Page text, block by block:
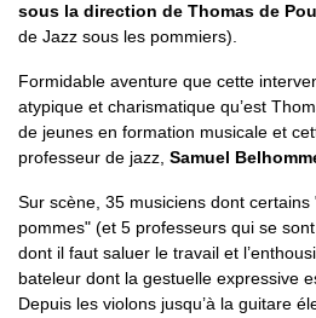
sous la direction de Thomas de
de Jazz sous les pommiers).
Formidable aventure que cette
atypique et charismatique qu’est
de jeunes en formation musicale et
professeur de jazz, Samuel
Sur scène, 35 musiciens dont
pommes" (et 5 professeurs qui se
dont il faut saluer le travail et
bateleur dont la gestuelle expressive
Depuis les violons jusqu’à la guitare